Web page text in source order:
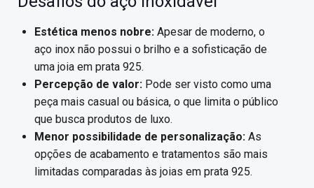
Estética menos nobre: Apesar de moderno, o
aço inox não possui o brilho e a sofisticação de
uma joia em prata 925.
Percepção de valor: Pode ser visto como uma
peça mais casual ou básica, o que limita o público
que busca produtos de luxo.
Menor possibilidade de personalização: As
opções de acabamento e tratamentos são mais
limitadas comparadas às joias em prata 925.